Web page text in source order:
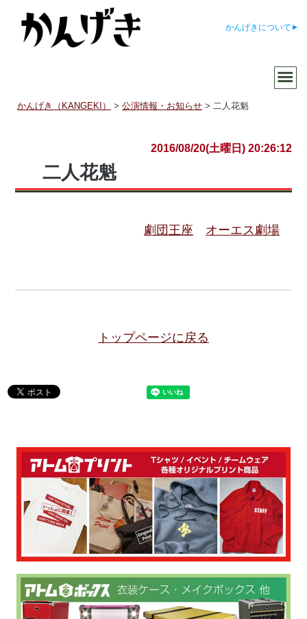
かんげきについて
かんげき（KANGEKI） >公演情報・お知らせ >二人花魁
2016/08/20(土曜日) 20:26:12
二人花魁
劇団王座 オーエス劇場
トップページに戻る